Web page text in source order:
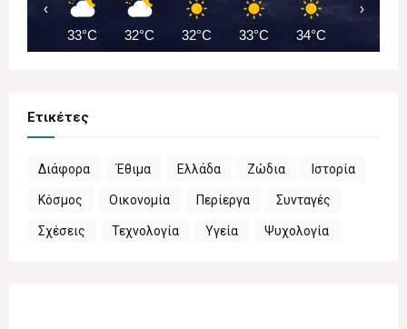
33°C 32°C 32°C 33°C 34°C
‹ ›
Ετικέτες
Διάφορα Έθιμα Ελλάδα Ζώδια Ιστορία
Κόσμος Οικονομία Περίεργα Συνταγές
Σχέσεις Τεχνολογία Υγεία Ψυχολογία